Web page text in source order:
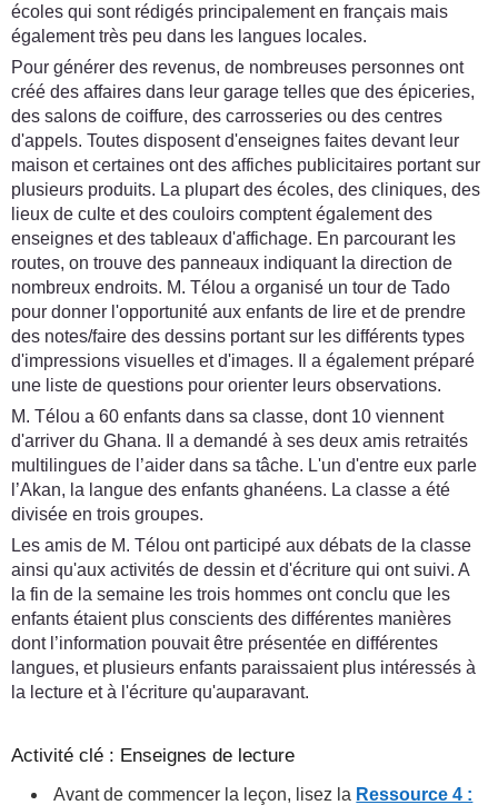
écoles qui sont rédigés principalement en français mais
également très peu dans les langues locales.
Pour générer des revenus, de nombreuses personnes ont
créé des affaires dans leur garage telles que des épiceries,
des salons de coiffure, des carrosseries ou des centres
d'appels. Toutes disposent d'enseignes faites devant leur
maison et certaines ont des affiches publicitaires portant sur
plusieurs produits. La plupart des écoles, des cliniques, des
lieux de culte et des couloirs comptent également des
enseignes et des tableaux d'affichage. En parcourant les
routes, on trouve des panneaux indiquant la direction de
nombreux endroits. M. Télou a organisé un tour de Tado
pour donner l'opportunité aux enfants de lire et de prendre
des notes/faire des dessins portant sur les différents types
d'impressions visuelles et d'images. Il a également préparé
une liste de questions pour orienter leurs observations.
M. Télou a 60 enfants dans sa classe, dont 10 viennent
d'arriver du Ghana. Il a demandé à ses deux amis retraités
multilingues de l’aider dans sa tâche. L'un d'entre eux parle
l’Akan, la langue des enfants ghanéens. La classe a été
divisée en trois groupes.
Les amis de M. Télou ont participé aux débats de la classe
ainsi qu'aux activités de dessin et d'écriture qui ont suivi. A
la fin de la semaine les trois hommes ont conclu que les
enfants étaient plus conscients des différentes manières
dont l’information pouvait être présentée en différentes
langues, et plusieurs enfants paraissaient plus intéressés à
la lecture et à l'écriture qu'auparavant.
Activité clé : Enseignes de lecture
Avant de commencer la leçon, lisez la Ressource 4 :